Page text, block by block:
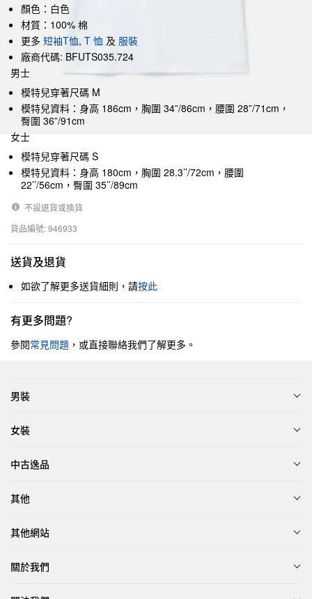
顏色：白色
材質：100% 棉
更多 短袖T恤, T 恤 及 服裝
廠商代碼: BFUTS035.724
男士
模特兒穿著尺碼 M
模特兒資料：身高 186cm，胸圍 34”/86cm，腰圍 28”/71cm，
臀圍 36”/91cm
女士
模特兒穿著尺碼 S
模特兒資料：身高 180cm，胸圍 28.3’’/72cm，腰圍
22’’/56cm，臀圍 35’’/89cm
不設退貨或換貨
貨品編號: 946933
送貨及退貨
如欲了解更多送貨細則，請按此
有更多問題?
參閱常見問題 ，或直接聯絡我們了解更多。
男裝
女裝
中古逸品
其他
其他網站
關於我們